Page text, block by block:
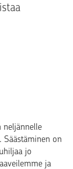
neljännelle
on
jo
ja